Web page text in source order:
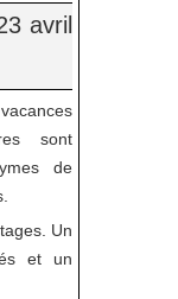
avril
sont
de
Un
et un